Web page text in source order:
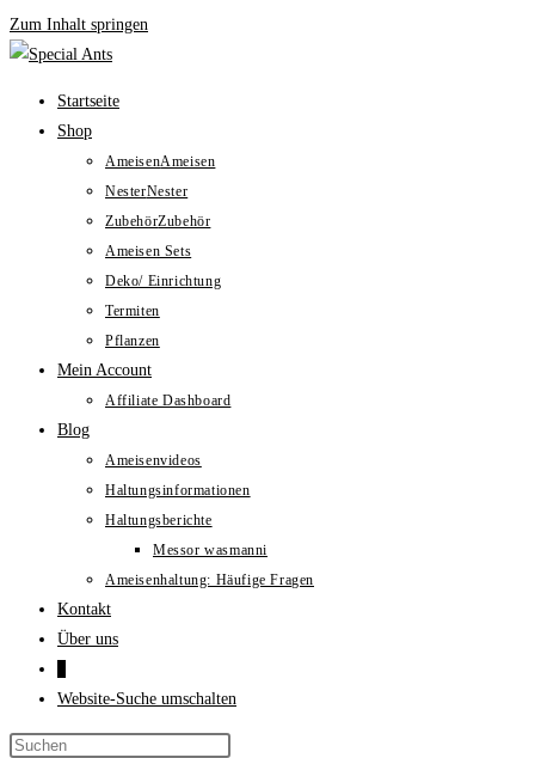
Zum Inhalt springen
Startseite
Shop
AmeisenAmeisen
NesterNester
ZubehörZubehör
Ameisen Sets
Deko/ Einrichtung
Termiten
Pflanzen
Mein Account
Affiliate Dashboard
Blog
Ameisenvideos
Haltungsinformationen
Haltungsberichte
Messor wasmanni
Ameisenhaltung: Häufige Fragen
Kontakt
Über uns
Website-Suche umschalten